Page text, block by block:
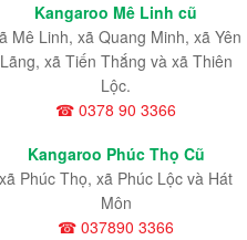
Kangaroo Mê Linh cũ
Mê Linh, xã Quang Minh, xã Yên
Lãng, xã Tiến Thắng và xã Thiên
Lộc.
☎ 0378 90 3366
Kangaroo Phúc Thọ Cũ
xã Phúc Thọ, xã Phúc Lộc và Hát
Môn
☎ 037890 3366